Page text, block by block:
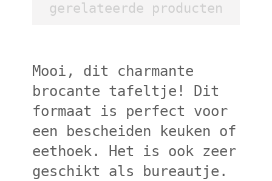
gerelateerde producten
Mooi, dit charmante
brocante tafeltje! Dit
formaat is perfect voor
een bescheiden keuken of
eethoek. Het is ook zeer
geschikt als bureautje.